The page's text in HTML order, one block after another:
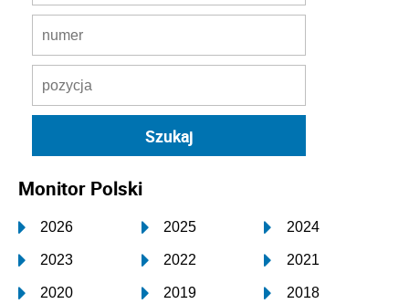
Monitor Polski
2026 2025 2024
2023 2022 2021
2020 2019 2018